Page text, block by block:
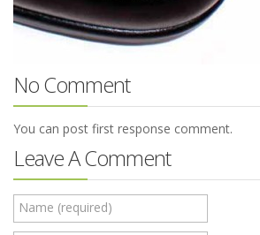
No Comment
You can post first response comment.
Leave A Comment
Name (required)